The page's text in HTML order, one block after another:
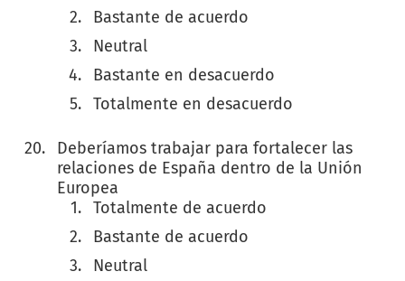
Bastante de acuerdo
Neutral
Bastante en desacuerdo
Totalmente en desacuerdo
Deberíamos trabajar para fortalecer las
relaciones de España dentro de la Unión
Europea
Totalmente de acuerdo
Bastante de acuerdo
Neutral